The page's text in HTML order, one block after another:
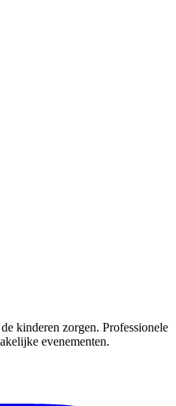
kinderen zorgen. Professionele
evenementen.